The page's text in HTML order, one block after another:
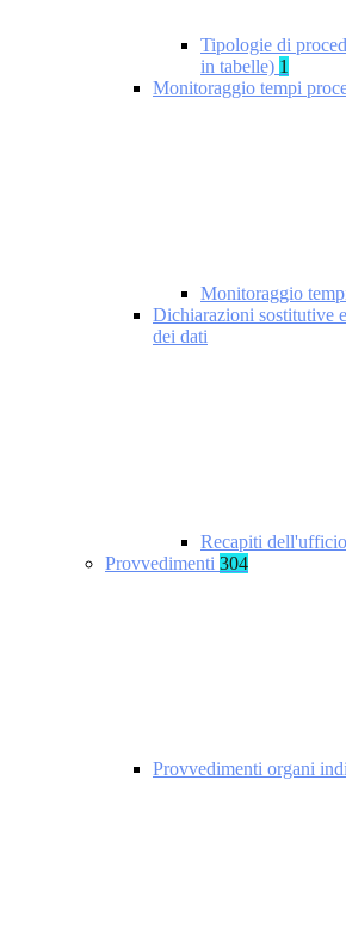
Tipologie di
in tabelle) 1
Monitoraggio tempi
Monitoraggio
Dichiarazioni sostitutive
dei dati
Recapiti
Provvedimenti 304
Provvedimenti organi